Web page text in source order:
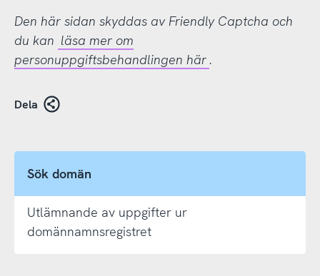
Den här sidan skyddas av Friendly Captcha och
du kan läsa mer om
personuppgiftsbehandlingen här .
Dela
Sök domän
Utlämnande av uppgifter ur
domännamnsregistret